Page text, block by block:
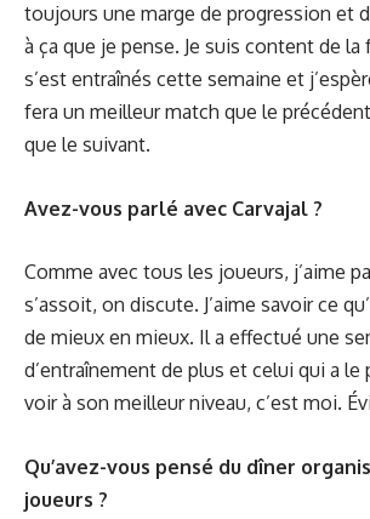
toujours une marge de progression et
à ça que je pense. Je suis content de
s’est entraînés cette semaine et
fera un meilleur match que le
que le suivant.
Avez-vous parlé avec Carvajal ?
Comme avec tous les joueurs, j’aime
s’assoit, on discute. J’aime savoir ce
de mieux en mieux. Il a effectué une
d’entraînement de plus et celui qui a le
voir à son meilleur niveau, c’est moi.
Qu’avez-vous pensé du dîner
joueurs ?